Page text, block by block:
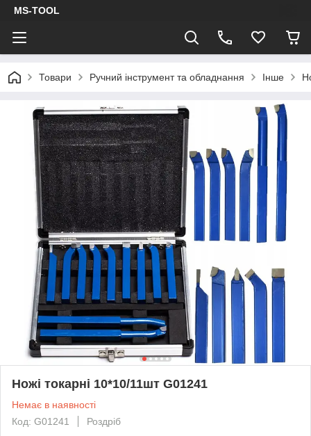
MS-TOOL
Товари Ручний інструмент та обладнання Інше
Ножі токарні 10*10/11шт G01241
Немає в наявності
Код: G01241
Роздріб